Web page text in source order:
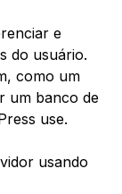
e
do usuário.
como um
um banco de
use.
usando